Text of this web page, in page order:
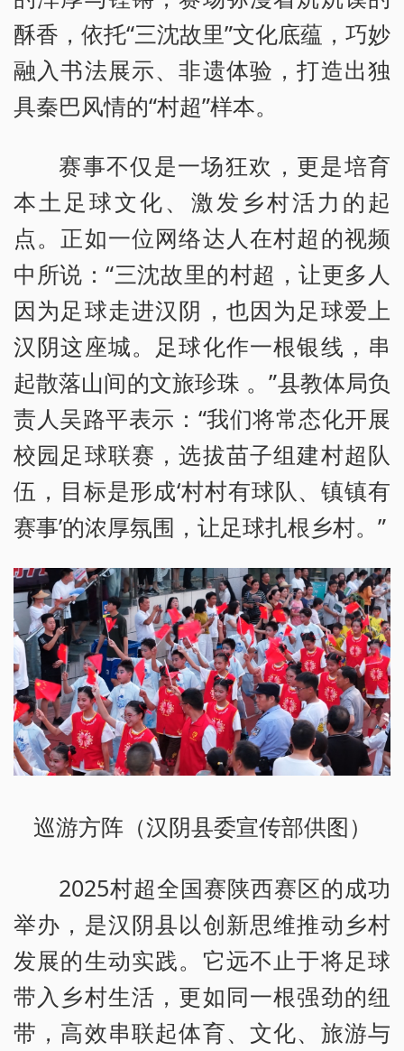
酥香，依托“三沈故里”文化底蕴，巧妙
融入书法展示、非遗体验，打造出独
具秦巴风情的“村超”样本。
赛事不仅是一场狂欢，更是培育
本土足球文化、激发乡村活力的起
点。正如一位网络达人在村超的视频
中所说：“三沈故里的村超，让更多人
因为足球走进汉阴，也因为足球爱上
汉阴这座城。足球化作一根银线，串
起散落山间的文旅珍珠 。”县教体局负
责人吴路平表示：“我们将常态化开展
校园足球联赛，选拔苗子组建村超队
伍，目标是形成‘村村有球队、镇镇有
赛事’的浓厚氛围，让足球扎根乡村。”
巡游方阵（汉阴县委宣传部供图）
2025村超全国赛陕西赛区的成功
举办，是汉阴县以创新思维推动乡村
发展的生动实践。它远不止于将足球
带入乡村生活，更如同一根强劲的纽
带，高效串联起体育、文化、旅游与